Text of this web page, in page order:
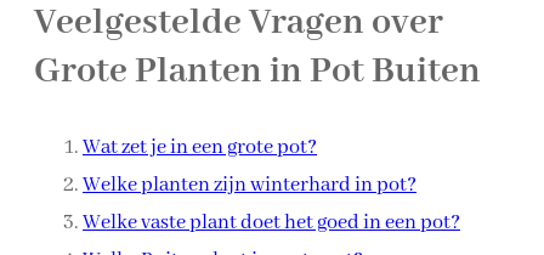
Veelgestelde Vragen over
Grote Planten in Pot Buiten
Wat zet je in een grote pot?
Welke planten zijn winterhard in pot?
Welke vaste plant doet het goed in een pot?